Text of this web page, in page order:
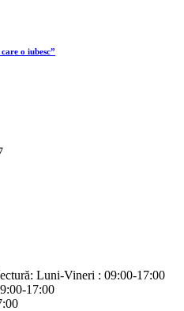
o iubesc”
Luni-Vineri : 09:00-17:00
17:00